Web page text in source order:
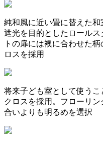
純和風に近い畳に替えた
遮光を目的としたロール
トの扉には襖に合わせた
ロスを採用
将来子ども室として使う
クロスを採用。フローリ
合いよりも明るめを選択